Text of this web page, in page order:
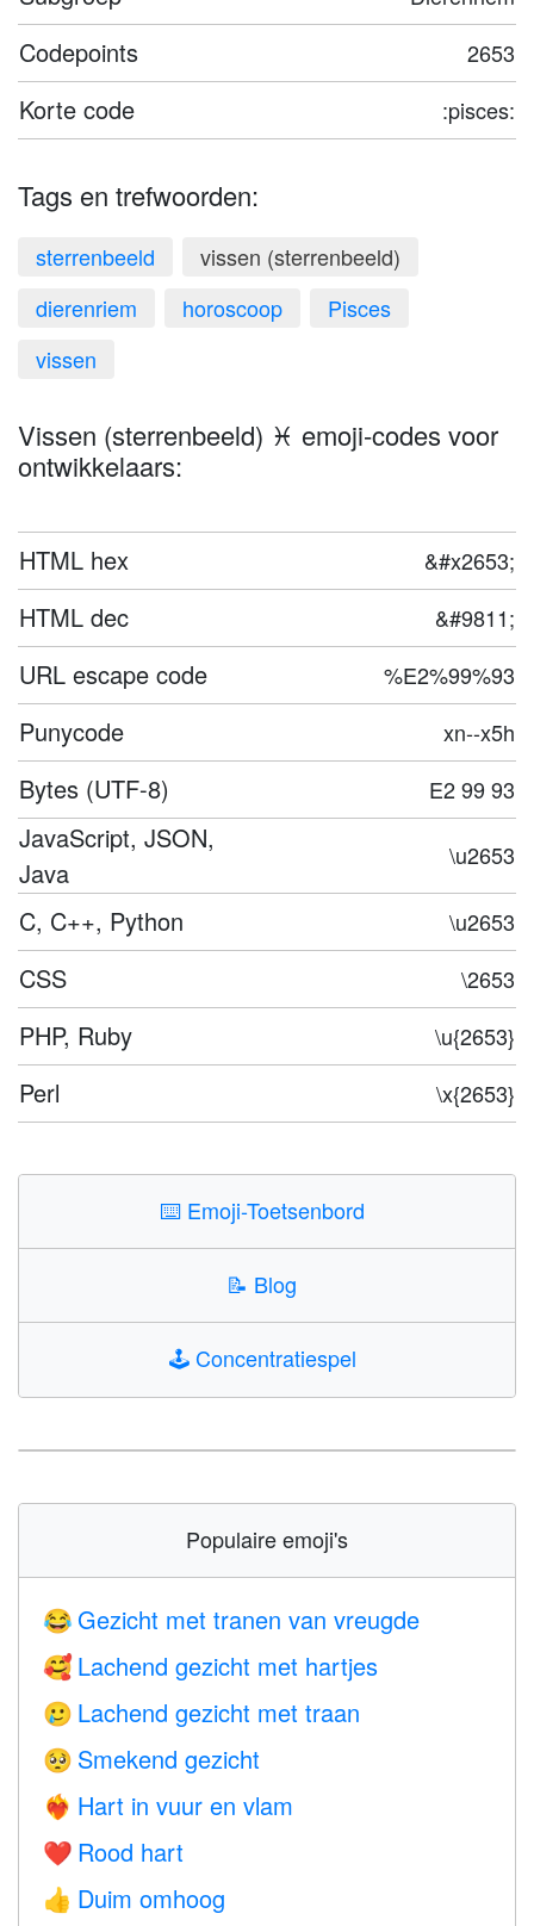
Codepoints 2653
Korte code :pisces:
Tags en trefwoorden:
sterrenbeeld
vissen (sterrenbeeld)
dierenriem
horoscoop
Pisces
vissen
Vissen (sterrenbeeld) ♓ emoji-codes voor
ontwikkelaars:
HTML hex &#x2653;
HTML dec &#9811;
URL escape code %E2%99%93
Punycode xn--x5h
Bytes (UTF-8) E2 99 93
JavaScript, JSON,
Java
\u2653
C, C++, Python \u2653
CSS \2653
PHP, Ruby \u{2653}
Perl \x{2653}
⌨️ Emoji-Toetsenbord
📝 Blog
🕹️Concentratiespel
Populaire emoji's
😂 Gezicht met tranen van vreugde
🥰 Lachend gezicht met hartjes
🥲 Lachend gezicht met traan
🥺 Smekend gezicht
❤️‍🔥 Hart in vuur en vlam
❤️ Rood hart
👍 Duim omhoog